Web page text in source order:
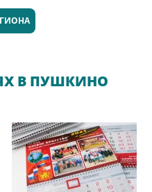
В ПУШКИНО